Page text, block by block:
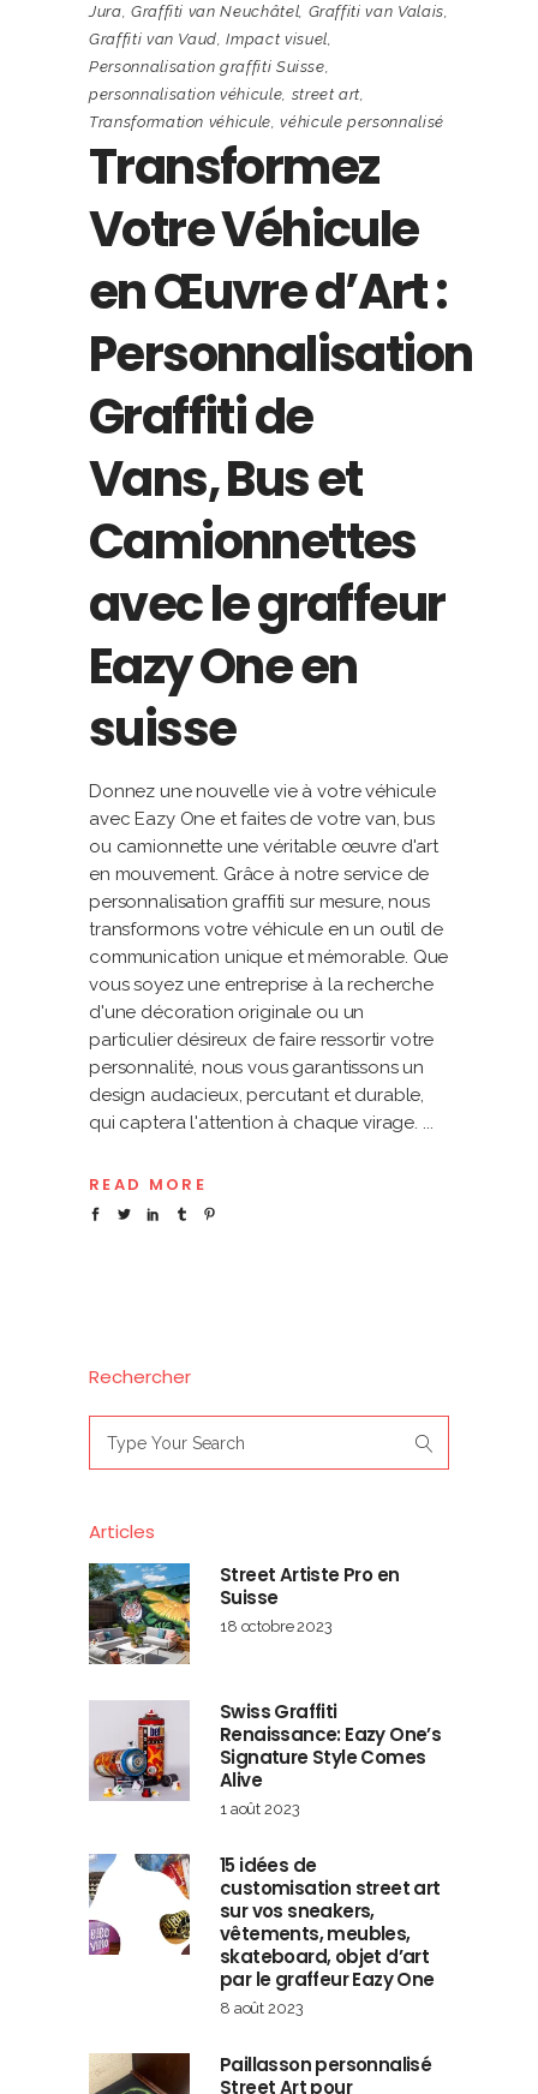
Jura, Graffiti van Neuchâtel, Graffiti van Valais,
Graffiti van Vaud,Impact visuel,
Personnalisation graffiti Suisse,
personnalisation véhicule, street art,
Transformation véhicule,véhicule personnalisé
Transformez
Votre Véhicule
en Œuvre d’Art :
Personnalisation
Graffiti de
Vans, Bus et
Camionnettes
avec le graffeur
Eazy One en
suisse
Donnez une nouvelle vie à votre véhicule
avec Eazy One et faites de votre van, bus
ou camionnette une véritable œuvre d'art
en mouvement. Grâce à notre service de
personnalisation graffiti sur mesure, nous
transformons votre véhicule en un outil de
communication unique et mémorable. Que
vous soyez une entreprise à la recherche
d'une décoration originale ou un
particulier désireux de faire ressortir votre
personnalité, nous vous garantissons un
design audacieux, percutant et durable,
qui captera l'attention à chaque virage.
READ MORE
Rechercher
for:
Articles
Street Artiste Pro en
Suisse
18 octobre 2023
Swiss Graffiti
Renaissance: Eazy One’s
Signature Style Comes
Alive
1 août 2023
15 idées de
customisation street art
sur vos sneakers,
vêtements, meubles,
skateboard, objet d’art
par le graffeur Eazy One
8 août 2023
Paillasson personnalisé
Street Art pour